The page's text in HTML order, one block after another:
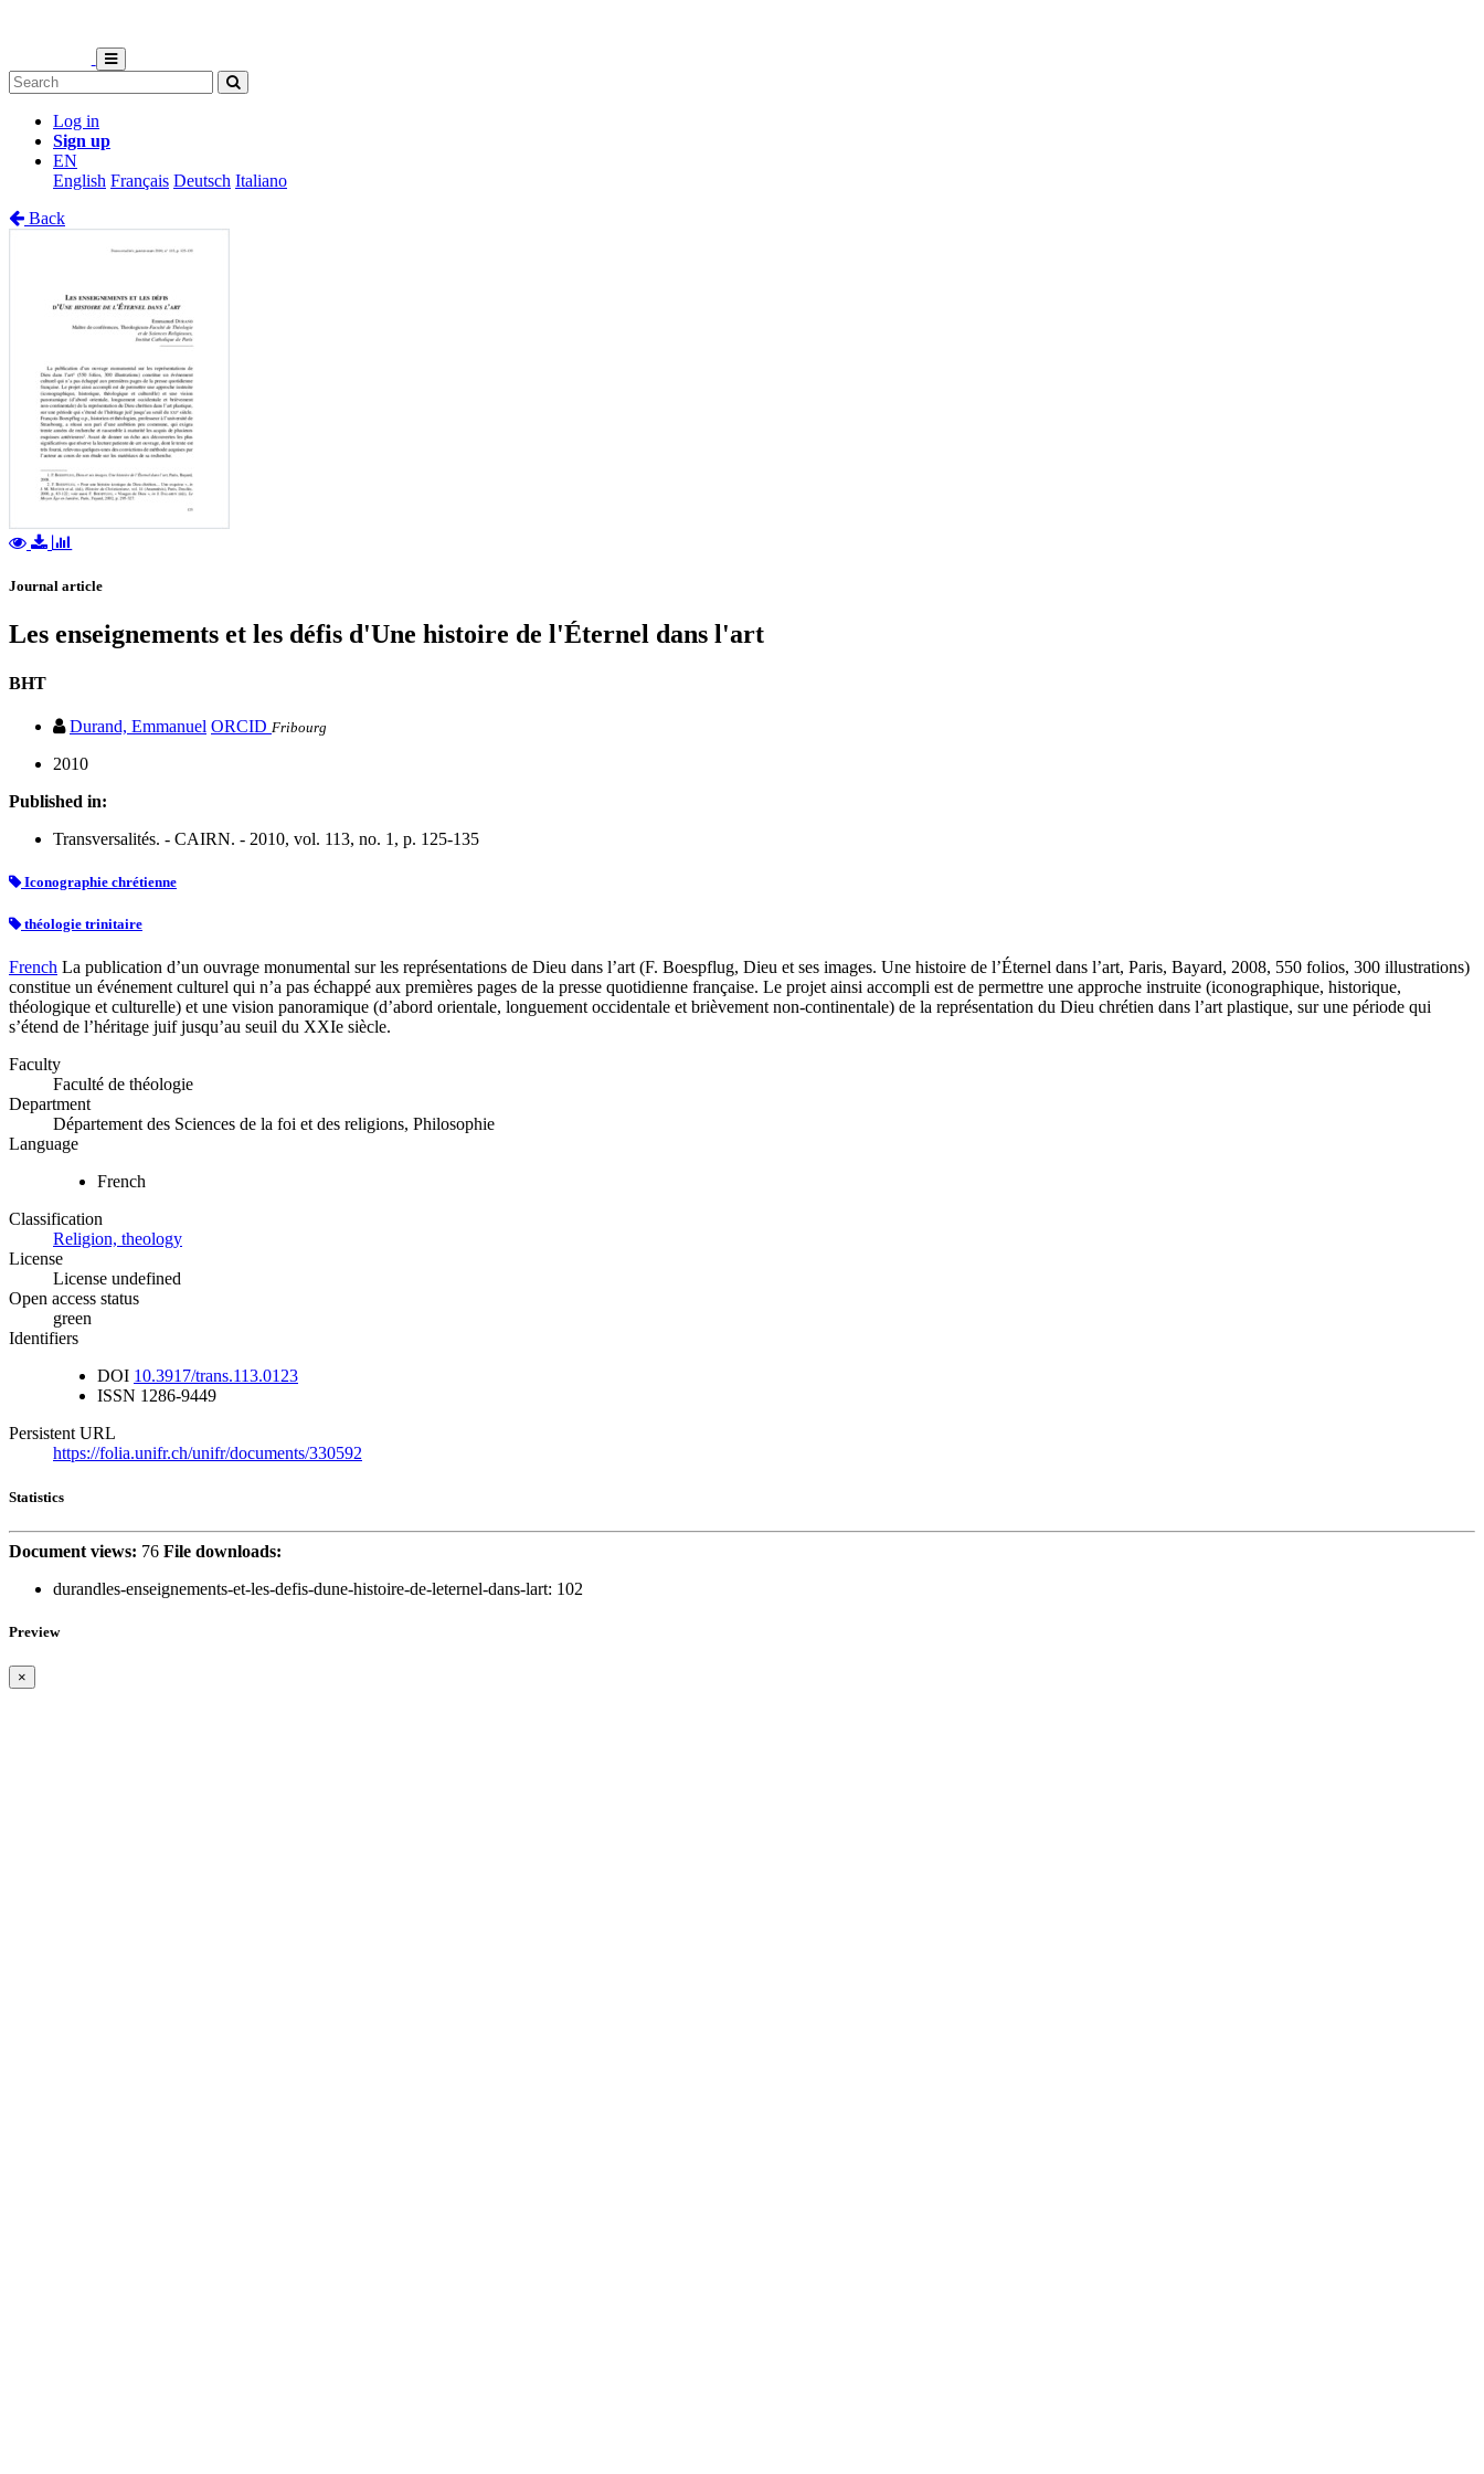
Log in
Sign up
EN
English Français Deutsch Italiano
Back
Journal article
Les enseignements et les défis d'Une histoire de l'Éternel dans l'art
BHT
Durand, Emmanuel ORCID Fribourg
2010
Published in:
Transversalités. - CAIRN. - 2010, vol. 113, no. 1, p. 125-135
Iconographie chrétienne
théologie trinitaire
French La publication d’un ouvrage monumental sur les représentations de Dieu dans l’art (F. Boespflug, Dieu et ses images. Une histoire de l’Éternel dans l’art, Paris, Bayard, 2008, 550 folios, 300 illustrations)
constitue un événement culturel qui n’a pas échappé aux premières pages de la presse quotidienne française. Le projet ainsi accompli est de permettre une approche instruite (iconographique, historique,
théologique et culturelle) et une vision panoramique (d’abord orientale, longuement occidentale et brièvement non-continentale) de la représentation du Dieu chrétien dans l’art plastique, sur une période qui
s’étend de l’héritage juif jusqu’au seuil du XXIe siècle.
Faculty
Faculté de théologie
Department
Département des Sciences de la foi et des religions, Philosophie
Language
French
Classification
Religion, theology
License
License undefined
Open access status
green
Identifiers
DOI 10.3917/trans.113.0123
ISSN 1286-9449
Persistent URL
https://folia.unifr.ch/unifr/documents/330592
Statistics
Document views: 76 File downloads:
durandles-enseignements-et-les-defis-dune-histoire-de-leternel-dans-lart: 102
Preview
×